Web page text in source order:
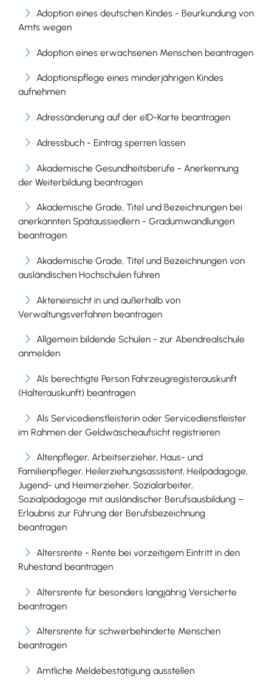
Adoption eines deutschen Kindes - Beurkundung von
Amts wegen
Adoption eines erwachsenen Menschen beantragen
Adoptionspflege eines minderjährigen Kindes
aufnehmen
Adressänderung auf der eID-Karte beantragen
Adressbuch - Eintrag sperren lassen
Akademische Gesundheitsberufe - Anerkennung
der Weiterbildung beantragen
Akademische Grade, Titel und Bezeichnungen bei
anerkannten Spätaussiedlern - Gradumwandlungen
beantragen
Akademische Grade, Titel und Bezeichnungen von
ausländischen Hochschulen führen
Akteneinsicht in und außerhalb von
Verwaltungsverfahren beantragen
Allgemein bildende Schulen - zur Abendrealschule
anmelden
Als berechtigte Person Fahrzeugregisterauskunft
(Halterauskunft) beantragen
Als Servicedienstleisterin oder Servicedienstleister
im Rahmen der Geldwäscheaufsicht registrieren
Altenpfleger, Arbeitserzieher, Haus- und
Familienpfleger, Heilerziehungsassistent, Heilpädagoge,
Jugend- und Heimerzieher, Sozialarbeiter,
Sozialpädagoge mit ausländischer Berufsausbildung –
Erlaubnis zur Führung der Berufsbezeichnung
beantragen
Altersrente - Rente bei vorzeitigem Eintritt in den
Ruhestand beantragen
Altersrente für besonders langjährig Versicherte
beantragen
Altersrente für schwerbehinderte Menschen
beantragen
Amtliche Meldebestätigung ausstellen